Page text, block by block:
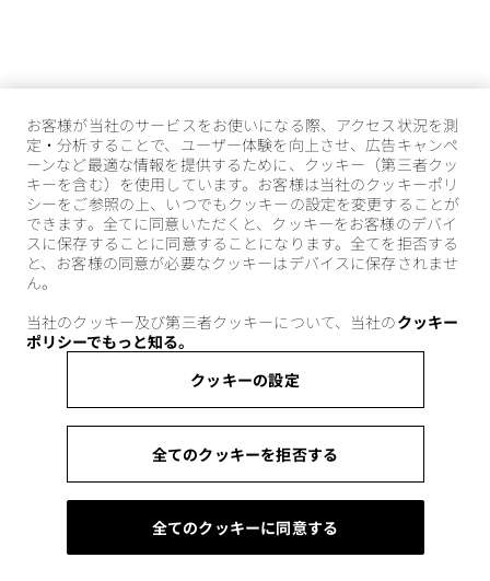
お客様が当社のサービスをお使いになる際、アクセス状況を測
定・分析することで、ユーザー体験を向上させ、広告キャンペ
ーンなど最適な情報を提供するために、クッキー（第三者クッ
キーを含む）を使用しています。お客様は当社のクッキーポリ
シーをご参照の上、いつでもクッキーの設定を変更することが
できます。全てに同意いただくと、クッキーをお客様のデバイ
スに保存することに同意することになります。全てを拒否する
と、お客様の同意が必要なクッキーはデバイスに保存されませ
ん。
当社のクッキー及び第三者クッキーについて、当社のクッキー
ポリシーでもっと知る。
クッキーの設定
全てのクッキーを拒否する
全てのクッキーに同意する